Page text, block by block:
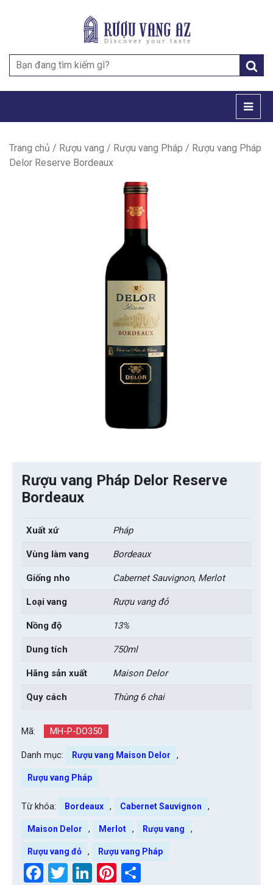
Search
for:
Trang chủ / Rượu vang / Rượu vang Pháp / Rượu vang Pháp
Delor Reserve Bordeaux
Rượu vang Pháp Delor Reserve
Bordeaux
Xuất xứ Pháp
Vùng làm vang Bordeaux
Giống nho Cabernet Sauvignon, Merlot
Loại vang Rượu vang đỏ
Nồng độ 13%
Dung tích 750ml
Hãng sản xuất Maison Delor
Quy cách Thùng 6 chai
Mã: MH-P-DO350
Danh mục: Rượu vang Maison Delor ,
Rượu vang Pháp
Từ khóa: Bordeaux , Cabernet Sauvignon ,
Maison Delor , Merlot , Rượu vang ,
Rượu vang đỏ , Rượu vang Pháp
Facebook
Twitter
LinkedIn
Pinterest